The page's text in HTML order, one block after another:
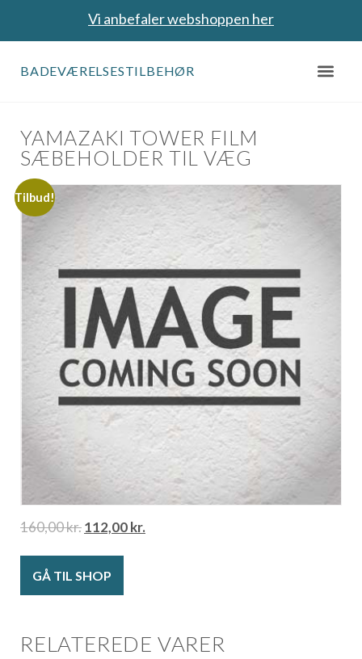
Vi anbefaler webshoppen her
BADEVÆRELSESTILBEHØR
YAMAZAKI TOWER FILM
SÆBEHOLDER TIL VÆG
Tilbud!
160,00kr.112,00kr.
GÅ TIL SHOP
RELATEREDE VARER